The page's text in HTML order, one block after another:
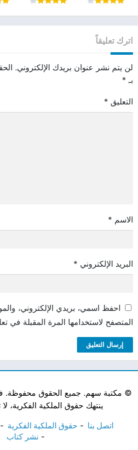
اترك تعليقاً
لن يتم نشر عنوان بريدك الإلكتروني.
بـ *
التعليق *
الاسم *
البريد الإلكتروني *
احفظ اسمي، بريدي الإلكتروني،
المتصفح لاستخدامها المرة المقبلة في
© مكتبة سهم. جميع الحقوق
ينتهك حقوق الملكية الفكرية، لا
اتصل بنا حقوق الملكية الفكرية
نشر كتاب